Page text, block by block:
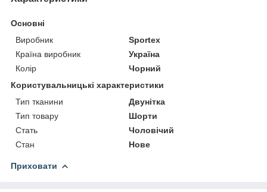
Основні
Виробник
Sportex
Країна виробник
Україна
Колір
Чорний
Користувальницькі характеристики
Тип тканини
Двунітка
Тип товару
Шорти
Стать
Чоловічий
Стан
Нове
Приховати